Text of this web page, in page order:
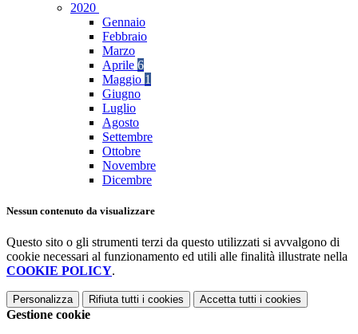
2020
Gennaio
Febbraio
Marzo
Aprile 6
Maggio 1
Giugno
Luglio
Agosto
Settembre
Ottobre
Novembre
Dicembre
Nessun contenuto da visualizzare
Questo sito o gli strumenti terzi da questo utilizzati si avvalgono di
cookie necessari al funzionamento ed utili alle finalità illustrate nella
COOKIE POLICY.
Personalizza Rifiuta tutti i cookies Accetta tutti i cookies
Gestione cookie